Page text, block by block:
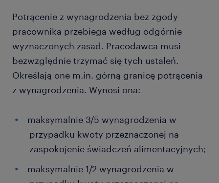
Potrącenie z wynagrodzenia bez zgody
pracownika przebiega według odgórnie
wyznaczonych zasad. Pracodawca musi
bezwzględnie trzymać się tych ustaleń.
Określają one m.in. górną granicę potrącenia
z wynagrodzenia. Wynosi ona:
maksymalnie 3/5 wynagrodzenia w
przypadku kwoty przeznaczonej na
zaspokojenie świadczeń alimentacyjnych;
maksymalnie 1/2 wynagrodzenia w